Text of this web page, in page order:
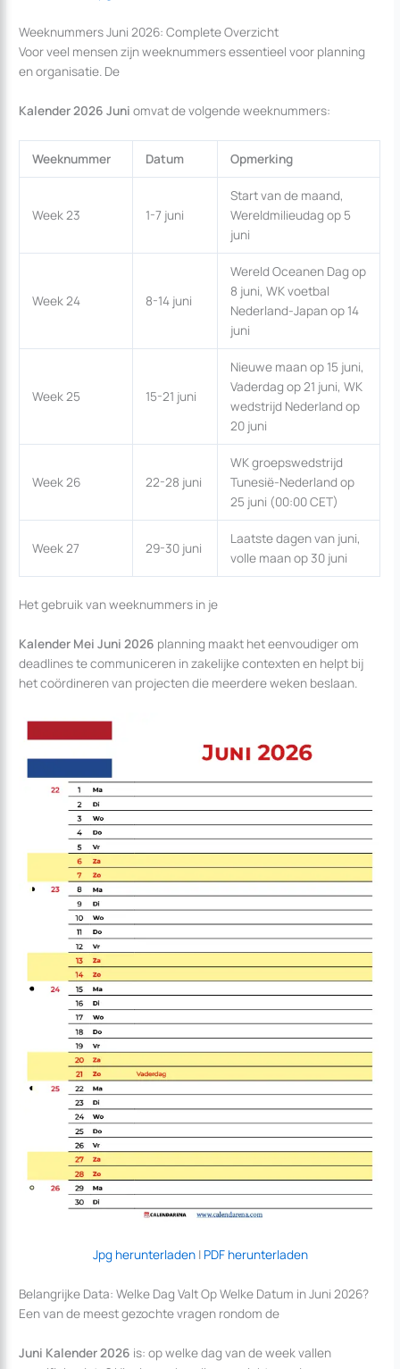
Weeknummers Juni 2026: Complete Overzicht
Voor veel mensen zijn weeknummers essentieel voor planning
en organisatie. De
Kalender 2026 Juni omvat de volgende weeknummers:
Weeknummer Datum Opmerking
Week 23 1-7 juni
Start van de maand,
Wereldmilieudag op 5
juni
Week 24 8-14 juni
Wereld Oceanen Dag op
8 juni, WK voetbal
Nederland-Japan op 14
juni
Week 25 15-21 juni
Nieuwe maan op 15 juni,
Vaderdag op 21 juni, WK
wedstrijd Nederland op
20 juni
Week 26 22-28 juni
WK groepswedstrijd
Tunesië-Nederland op
25 juni (00:00 CET)
Week 27 29-30 juni
Laatste dagen van juni,
volle maan op 30 juni
Het gebruik van weeknummers in je
Kalender Mei Juni 2026 planning maakt het eenvoudiger om
deadlines te communiceren in zakelijke contexten en helpt bij
het coördineren van projecten die meerdere weken beslaan.
Jpg herunterladen| PDF herunterladen
Belangrijke Data: Welke Dag Valt Op Welke Datum in Juni 2026?
Een van de meest gezochte vragen rondom de
Juni Kalender 2026 is: op welke dag van de week vallen